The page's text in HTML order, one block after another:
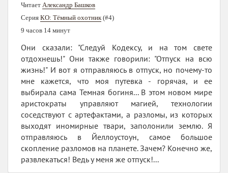
Читает Александр Башков
Серия КО: Тёмный охотник (#4)
9 часов 14 минут
Они сказали: "Следуй Кодексу, и на том свете
отдохнешь!" Они также говорили: "Отпуск на всю
жизнь!" И вот я отправляюсь в отпуск, но почему-то
мне кажется, что моя путевка - горячая, и ее
выбирала сама Темная богиня... В этом новом мире
аристократы управляют магией, технологии
соседствуют с артефактами, а разломы, из которых
выходят иномирные твари, заполонили землю. Я
отправляюсь в Йеллоустоун, самое большое
скопление разломов на планете. Зачем? Конечно же,
развлекаться! Ведь у меня же отпуск!...